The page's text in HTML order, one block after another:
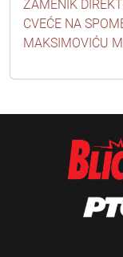
ZAMENIK
CVEĆE NA
MAKSIMOVIĆU